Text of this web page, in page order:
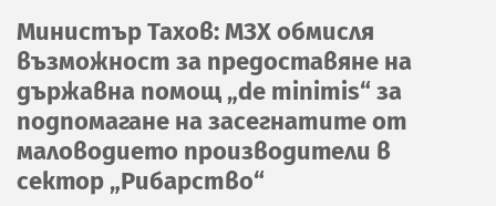
Министър Тахов: МЗХ обмисля
възможност за предоставяне на
държавна помощ „de minimis“ за
подпомагане на засегнатите от
маловодието производители в
сектор „Рибарство“